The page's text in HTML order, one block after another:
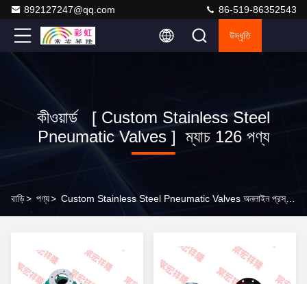
892127247@qq.com 86-519-86352543
উদ্ধৃতি
কীওয়ার্ড [ Custom Stainless Steel
Pneumatic Valves ] ম্যাচ 126 পণ্য
বাড়ি> পণ্য>